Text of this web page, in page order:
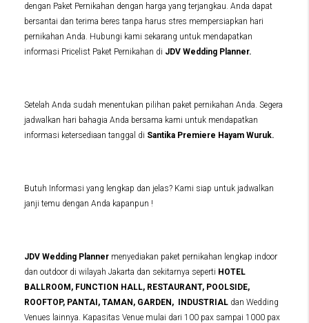
dengan Paket Pernikahan dengan harga yang terjangkau. Anda dapat
bersantai dan terima beres tanpa harus stres mempersiapkan hari
pernikahan Anda. Hubungi kami sekarang untuk mendapatkan
informasi Pricelist Paket Pernikahan di JDV Wedding Planner.
Setelah Anda sudah menentukan pilihan paket pernikahan Anda. Segera
jadwalkan hari bahagia Anda bersama kami untuk mendapatkan
informasi ketersediaan tanggal di Santika Premiere Hayam Wuruk.
Butuh Informasi yang lengkap dan jelas? Kami siap untuk jadwalkan
janji temu dengan Anda kapanpun !
JDV Wedding Planner menyediakan paket pernikahan lengkap indoor
dan outdoor di wilayah Jakarta dan sekitarnya seperti HOTEL
BALLROOM, FUNCTION HALL, RESTAURANT, POOLSIDE,
ROOFTOP, PANTAI, TAMAN, GARDEN, INDUSTRIAL dan Wedding
Venues lainnya. Kapasitas Venue mulai dari 100 pax sampai 1000 pax